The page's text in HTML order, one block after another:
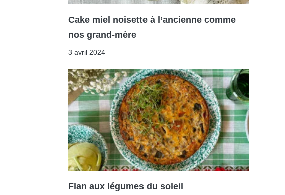
Cake miel noisette à l’ancienne comme
nos grand-mère
3 avril 2024
Flan aux légumes du soleil